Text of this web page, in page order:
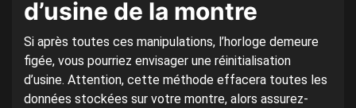
d’usine de la montre
Si après toutes ces manipulations, l’horloge demeure
figée, vous pourriez envisager une réinitialisation
d’usine. Attention, cette méthode effacera toutes les
données stockées sur votre montre, alors assurez-